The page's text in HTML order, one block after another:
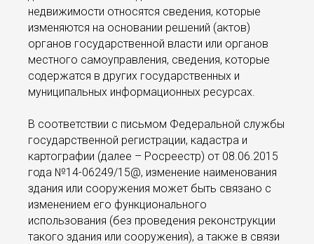
недвижимости относятся сведения, которые
изменяются на основании решений (актов)
органов государственной власти или органов
местного самоуправления, сведения, которые
содержатся в других государственных и
муниципальных информационных ресурсах.
В соответствии с письмом Федеральной службы
государственной регистрации, кадастра и
картографии (далее – Росреестр) от 08.06.2015
года №14-06249/15@, изменение наименования
здания или сооружения может быть связано с
изменением его функционального
использования (без проведения реконструкции
такого здания или сооружения), а также в связи